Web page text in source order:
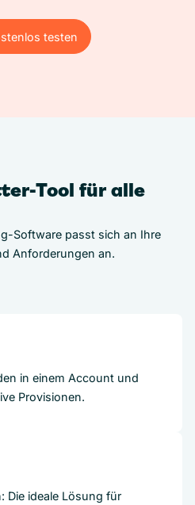
testen
testen
Tool für alle
Software passt sich an Ihre
Anforderungen an.
in einem Account und
Provisionen.
Die ideale Lösung für